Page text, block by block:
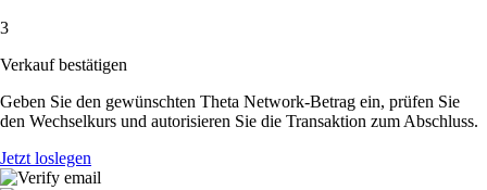
3
Verkauf bestätigen
Geben Sie den gewünschten Theta Network-Betrag ein, prüfen Sie
den Wechselkurs und autorisieren Sie die Transaktion zum Abschluss.
Jetzt loslegen